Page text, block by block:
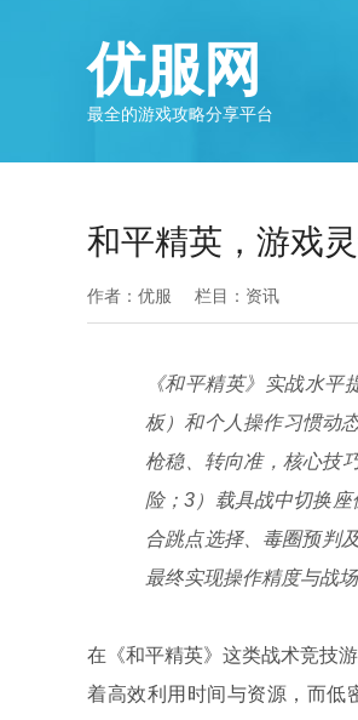
优服网
最全的游戏攻略分享平台
和平精英，游戏
作者：优服 栏目： 资讯
《和平精英》实战水
板）和个人操作习惯动
枪稳、转向准，核心技
险；3）载具战中切换
合跳点选择、毒圈预判
最终实现操作精度与战
在《和平精英》这类战术竞技
着高效利用时间与资源，而低